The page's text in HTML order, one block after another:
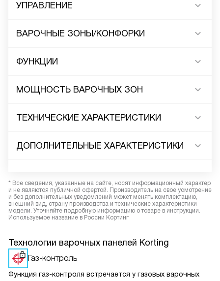
УПРАВЛЕНИЕ
ВАРОЧНЫЕ ЗОНЫ/КОНФОРКИ
ФУНКЦИИ
МОЩНОСТЬ ВАРОЧНЫХ ЗОН
ТЕХНИЧЕСКИЕ ХАРАКТЕРИСТИКИ
ДОПОЛНИТЕЛЬНЫЕ ХАРАКТЕРИСТИКИ
* Все сведения, указанные на сайте, носят информационный характер
и не являются публичной офертой. Производитель на свое усмотрение
и без дополнительных уведомлений может менять комплектацию,
внешний вид, страну производства и технические характеристики
модели. Уточняйте подробную информацию о товаре в инструкции.
Используемое название в России Кортинг
Технологии варочных панелей Korting
Газ-контроль
Функция газ-контроля встречается у газовых варочных